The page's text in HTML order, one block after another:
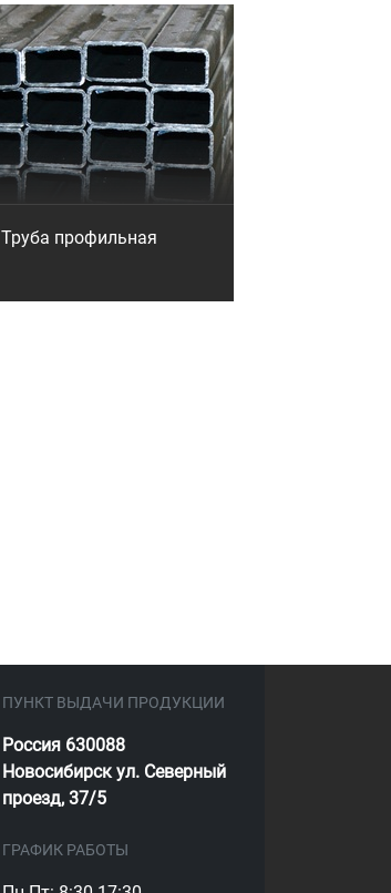
Труба профильная
ПУНКТ ВЫДАЧИ ПРОДУКЦИИ
Россия 630088
Новосибирск ул. Северный
проезд, 37/5
ГРАФИК РАБОТЫ